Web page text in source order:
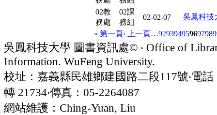
02教
務處
02課
務組
02-02-07 吳鳳科技
« 第一頁‹ 上一頁…92939495969798
吳鳳科技大學 圖書資訊處© ‧ Office of
Information. WuFeng University.
校址：嘉義縣民雄鄉建國路二段117號‧電話
轉 21734‧傳真：05-2264087
網站維護：Ching-Yuan, Liu